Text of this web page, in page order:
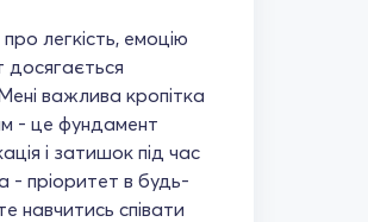
легкість, емоцію
досягається
важлива кропітка
- це фундамент
і затишок під час
- пріоритет в будь-
навчитись співати